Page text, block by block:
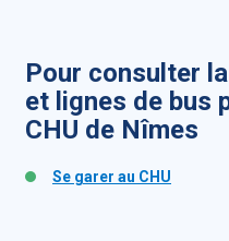
Pour consulter
et lignes de bus
CHU de Nîmes
Se garer au CHU